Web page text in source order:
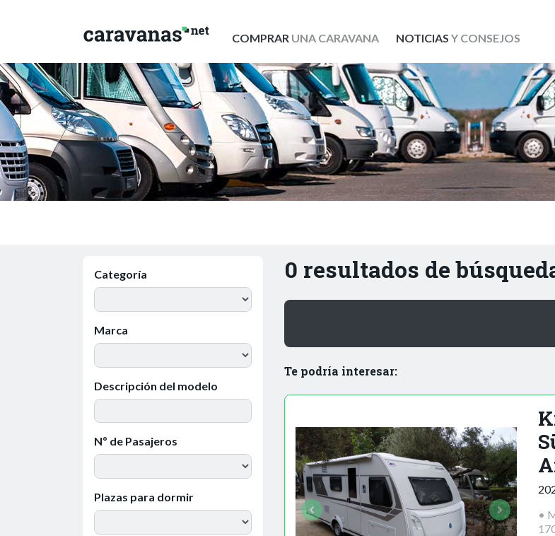
COMPRARUNA CARAVANA NOTICIAS Y CONSEJOS
Categoría
Marca
Descripción del modelo
Nº de Pasajeros
Plazas para dormir
0 resultados de
Te podría interesar:
•